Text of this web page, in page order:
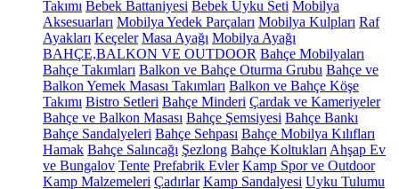
Takımı Bebek Battaniyesi Bebek Uyku Seti Mobilya
Aksesuarları Mobilya Yedek Parçaları Mobilya Kulpları Raf
Ayakları Keçeler Masa Ayağı Mobilya Ayağı
BAHÇE,BALKON VE OUTDOOR Bahçe Mobilyaları
Bahçe Takımları Balkon ve Bahçe Oturma Grubu Bahçe ve
Balkon Yemek Masası Takımları Balkon ve Bahçe Köşe
Takımı Bistro Setleri Bahçe Minderi Çardak ve Kameriyeler
Bahçe ve Balkon Masası Bahçe Şemsiyesi Bahçe Bankı
Bahçe Sandalyeleri Bahçe Sehpası Bahçe Mobilya Kılıfları
Hamak Bahçe Salıncağı Şezlong Bahçe Koltukları Ahşap Ev
ve Bungalov Tente Prefabrik Evler Kamp Spor ve Outdoor
Kamp Malzemeleri Çadırlar Kamp Sandalyesi Uyku Tulumu